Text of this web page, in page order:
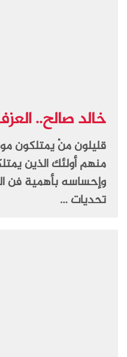
خالد صالح..
قليلون منْ يمتلكون
منهم أولئك الذين
وإحساسه بأهمية فن
تحديات …